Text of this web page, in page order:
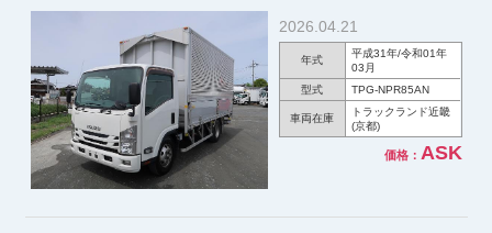
ック施工済み！★
2026.04.21
年式
平成31年/令和01年
03月
型式
TPG-NPR85AN
車両在庫
トラックランド近畿
(京都)
価格： ASK